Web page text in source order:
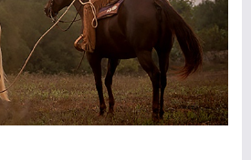
u
s